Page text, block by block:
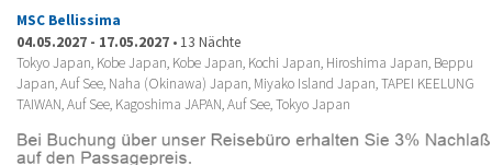
MSC Bellissima
04.05.2027 - 17.05.2027 • 13 Nächte
Tokyo Japan, Kobe Japan, Kobe Japan, Kochi Japan, Hiroshima Japan, Beppu
Japan, Auf See, Naha (Okinawa) Japan, Miyako Island Japan, TAPEI KEELUNG
TAIWAN, Auf See, Kagoshima JAPAN, Auf See, Tokyo Japan